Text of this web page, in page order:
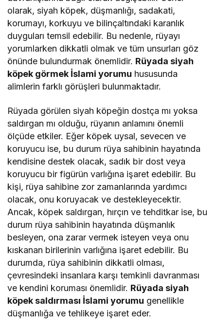
olarak, siyah köpek, düşmanlığı, sadakati,
korumayı, korkuyu ve bilinçaltındaki karanlık
duyguları temsil edebilir. Bu nedenle, rüyayı
yorumlarken dikkatli olmak ve tüm unsurları göz
önünde bulundurmak önemlidir. Rüyada siyah
köpek görmek İslami yorumu hususunda
alimlerin farklı görüşleri bulunmaktadır.
Rüyada görülen siyah köpeğin dostça mı yoksa
saldırgan mı olduğu, rüyanın anlamını önemli
ölçüde etkiler. Eğer köpek uysal, sevecen ve
koruyucu ise, bu durum rüya sahibinin hayatında
kendisine destek olacak, sadık bir dost veya
koruyucu bir figürün varlığına işaret edebilir. Bu
kişi, rüya sahibine zor zamanlarında yardımcı
olacak, onu koruyacak ve destekleyecektir.
Ancak, köpek saldırgan, hırçın ve tehditkar ise, bu
durum rüya sahibinin hayatında düşmanlık
besleyen, ona zarar vermek isteyen veya onu
kıskanan birilerinin varlığına işaret edebilir. Bu
durumda, rüya sahibinin dikkatli olması,
çevresindeki insanlara karşı temkinli davranması
ve kendini koruması önemlidir. Rüyada siyah
köpek saldırması İslami yorumu genellikle
düşmanlığa ve tehlikeye işaret eder.